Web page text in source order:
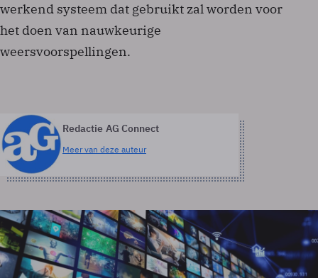
werkend systeem dat gebruikt zal worden voor
het doen van nauwkeurige
weersvoorspellingen.
Redactie AG Connect
Meer van deze auteur